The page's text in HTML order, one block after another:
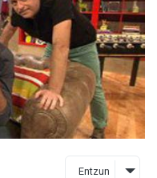
Entzun